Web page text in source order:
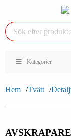
Kategorier
Hem Tvätt